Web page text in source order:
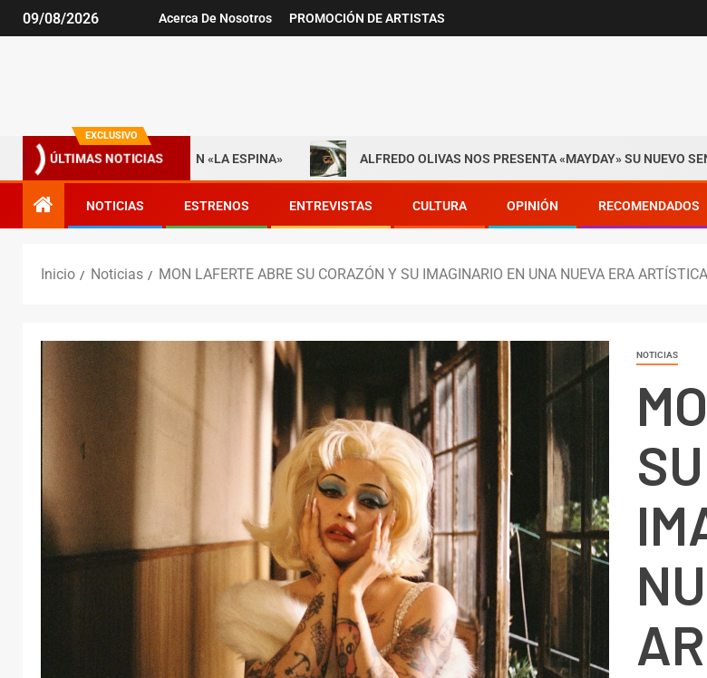
09/08/2026 Acerca De Nosotros PROMOCIÓN DE ARTISTAS
EXCLUSIVO
ÚLTIMAS NOTICIAS
UNA NUEVA ERA CON «LA ESPINA» ALFREDO OLIVAS NOS PRESENTA «MAYDAY» SU NUEVO SENCILLO –
NOTICIAS ESTRENOS ENTREVISTAS CULTURA OPINIÓN RECOMENDADOS
Inicio Noticias MON LAFERTE ABRE SU CORAZÓN Y SU IMAGINARIO EN UNA NUEVA ERA ARTÍSTICA
NOTICIAS